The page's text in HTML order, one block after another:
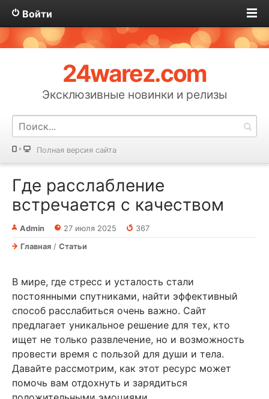
Войти
24warez.com
Эксклюзивные новинки и релизы
Полная версия сайта
Где расслабление
встречается с качеством
Admin 27 июля 2025
367
Главная / Статьи
В мире, где стресс и усталость стали
постоянными спутниками, найти эффективный
способ расслабиться очень важно. Сайт
предлагает уникальное решение для тех, кто
ищет не только развлечение, но и возможность
провести время с пользой для души и тела.
Давайте рассмотрим, как этот ресурс может
помочь вам отдохнуть и зарядиться